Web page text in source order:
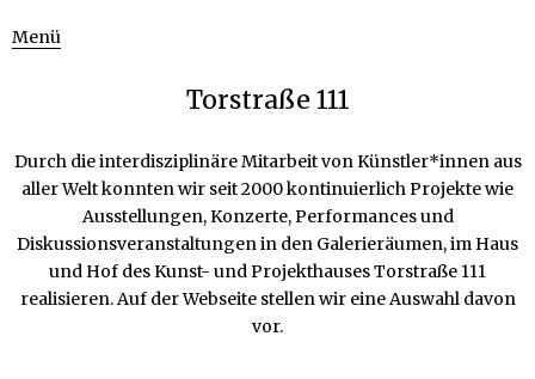
Menü
Torstraße 111
Durch die interdisziplinäre Mitarbeit von Künstler*innen aus
aller Welt konnten wir seit 2000 kontinuierlich Projekte wie
Ausstellungen, Konzerte, Performances und
Diskussionsveranstaltungen in den Galerieräumen, im Haus
und Hof des Kunst- und Projekthauses Torstraße 111
realisieren. Auf der Webseite stellen wir eine Auswahl davon
vor.